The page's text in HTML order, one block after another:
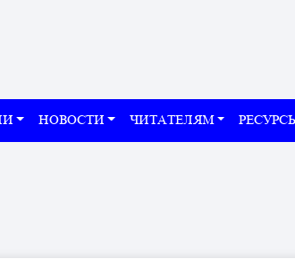
НОВОСТИ ЧИТАТЕЛЯМ